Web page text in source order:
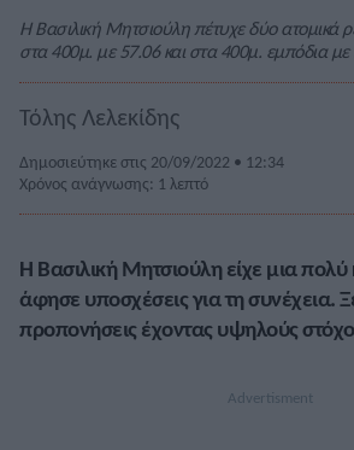
Η Βασιλική Μητσιούλη πέτυχε δύο ατομικά
στα 400μ. με 57.06 και στα 400μ. εμπόδια με
Τόλης Λελεκίδης
Δημοσιεύτηκε στις 20/09/2022 • 12:34
Χρόνος ανάγνωσης: 1 λεπτό
Η Βασιλική Μητσιούλη είχε μια πολύ
άφησε υποσχέσεις για τη συνέχεια.
προπονήσεις έχοντας υψηλούς